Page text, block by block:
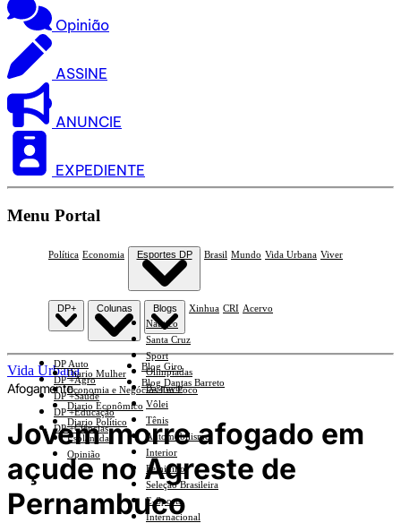
Opinião
ASSINE
ANUNCIE
EXPEDIENTE
Menu Portal
Política Economia Esportes DP
Náutico
Santa Cruz
Sport
Olimpíadas
Basquete
Vôlei
Tênis
Automobilismo
Interior
Feminino
Seleção Brasileira
E-Sports
Internacional
Brasil Mundo Vida Urbana Viver
DP+
DP Auto
DP +Agro
DP +Saúde
DP +Educação
DP +Ciências
Colunas
Diario Mulher
Economia e Negócios Em Foco
Diario Econômico
Diario Político
Esplanada
Opinião
Blogs
Blog Giro
Blog Dantas Barreto
Xinhua CRI Acervo
Vida Urbana
Afogamento
Jovem morre afogado em
açude no Agreste de
Pernambuco